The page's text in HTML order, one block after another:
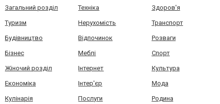
Загальний розділ Техніка Здоров'я
Туризм Нерухомість Транспорт
Будівництво Відпочинок Розваги
Бізнес Меблі Спорт
Жіночий розділ Інтернет Культура
Економіка Інтер'єр Мода
Кулінарія Послуги Родина